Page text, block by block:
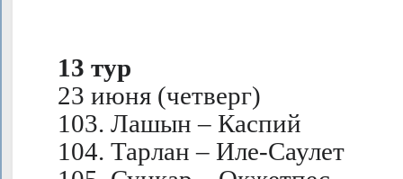
13 тур
23 июня (четверг)
103. Лашын – Каспий
104. Тарлан – Иле-Саулет